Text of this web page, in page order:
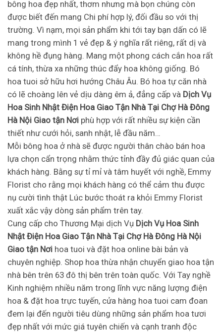
bông hoa đẹp nhất, thơm nhưng mà bọn chúng còn
được biết đến mang Chi phí hợp lý, đối đầu so với thị
trường. Vì nạm, mọi sản phẩm khi tới tay bạn dấn có lẽ
mang trong mình 1 vẻ đẹp & ý nghĩa rất riêng, rất dị và
không hề đụng hàng. Mang một phong cách cắn hoa rất
cá tính, thừa xa những thúc đẩy hoa không giống. Bó
hoa tuoi sở hữu hơi hướng Châu Âu. Bó hoa tự căn nhà
có lẽ choàng lên vẻ dịu dàng êm ả, đẳng cấp và Dịch Vụ
Hoa Sinh Nhật Điện Hoa Giao Tận Nhà Tại Chợ Hà Đông
Hà Nội Giao tận Nơi phù hợp với rất nhiều sự kiện cần
thiết như cưới hỏi, sanh nhật, lễ đầu năm…
Mỗi bông hoa ở nhà sẽ được người thân chào bán hoa
lựa chọn cẩn trọng nhằm thức tỉnh đầy đủ giác quan của
khách hàng. Bằng sự tỉ mỉ và tâm huyết với nghề, Emmy
Florist cho rằng mọi khách hàng có thể cảm thu được
nụ cười tình thật Lúc bước thoát ra khỏi Emmy Florist
xuất xắc vậy dòng sản phẩm trên tay.
Cung cấp cho Thương Mại dịch Vụ Dịch Vụ Hoa Sinh
Nhật Điện Hoa Giao Tận Nhà Tại Chợ Hà Đông Hà Nội
Giao tận Nơi hoa tuoi và đặt hoa online bài bản và
chuyên nghiệp. Shop hoa thừa nhận chuyển giao hoa tận
nhà bên trên 63 đô thị bên trên toàn quốc. Với Tay nghề
Kinh nghiệm nhiều năm trong lĩnh vực năng lượng điện
hoa & đặt hoa trực tuyến, cửa hàng hoa tuoi cam đoan
đem lại đến người tiêu dùng những sản phẩm hoa tươi
đẹp nhất với mức giá tuyên chiến và cạnh tranh độc